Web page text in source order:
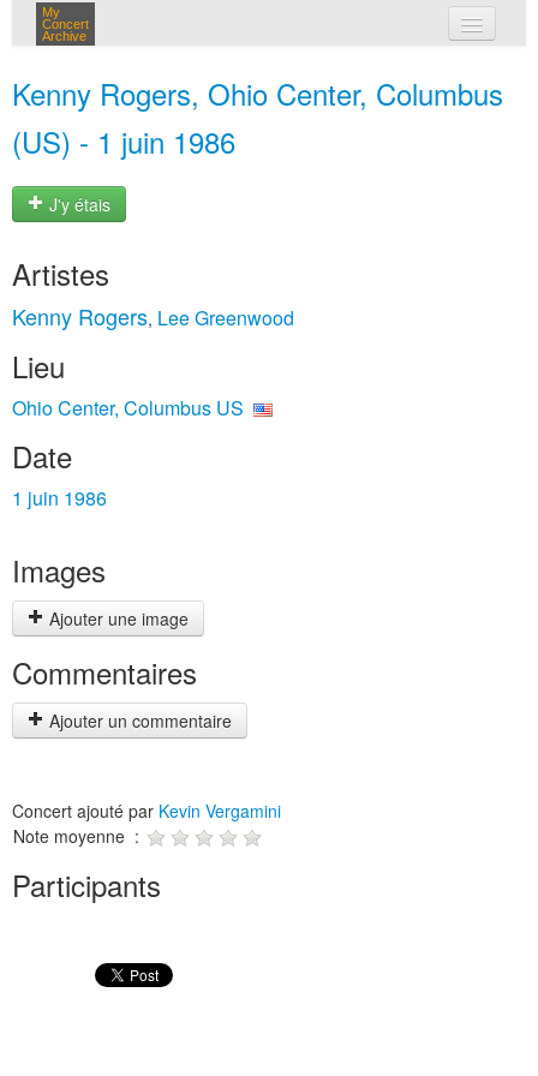
My
Concert
Archive
Kenny Rogers, Ohio Center, Columbus
(US) - 1 juin 1986
J'y étais
Artistes
Kenny Rogers, Lee Greenwood
Lieu
Ohio Center, Columbus US
Date
1 juin 1986
Images
Ajouter une image
Commentaires
Ajouter un commentaire
Concert ajouté par Kevin Vergamini
Note moyenne :
Participants